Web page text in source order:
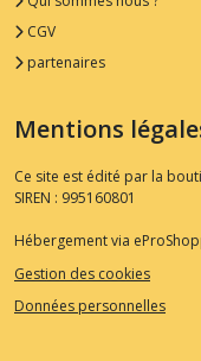
CGV
partenaires
Mentions
Ce site est édité par la
SIREN : 995160801
Hébergement via
Gestion des cookies
Données personnelles